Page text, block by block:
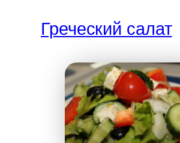
Греческий салат